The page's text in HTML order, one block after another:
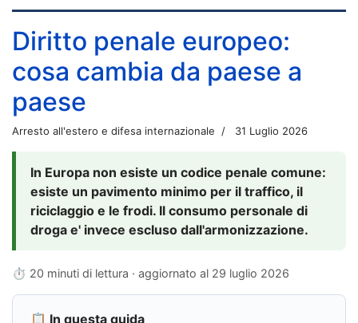
Diritto penale europeo:
cosa cambia da paese a
paese
Arresto all'estero e difesa internazionale 31 Luglio 2026
In Europa non esiste un codice penale comune:
esiste un pavimento minimo per il traffico, il
riciclaggio e le frodi. Il consumo personale di
droga e' invece escluso dall'armonizzazione.
⏱ 20 minuti di lettura · aggiornato al 29 luglio 2026
📋 In questa guida